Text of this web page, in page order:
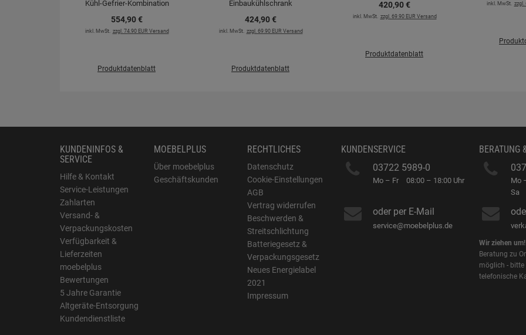
Kühl-Gefrier-Kombination
554,90€
inkl. MwSt. zzgl. 74.90 EUR Versand
Produktdatenblatt
Einbaukühlschrank
424,90€
inkl. MwSt. zzgl. 69.90 EUR Versand
Produktdatenblatt
420,90€
inkl. MwSt. zzgl. 69.90 EUR Versand
Produktdatenblatt
inkl. MwSt. zzgl.
KUNDENINFOS &
SERVICE
Hilfe & Kontakt
Service-Leistungen
Zahlarten
Versand- &
Verpackungskosten
Verfügbarkeit &
Lieferzeiten
moebelplus
Bewertungen
5 Jahre Garantie
Altgeräte-Entsorgung
Kundendienstliste
MOEBELPLUS
Über moebelplus
Geschäftskunden
RECHTLICHES
Datenschutz
Cookie-Einstellungen
AGB
Vertrag widerrufen
Beschwerden &
Streitschlichtung
Batteriegesetz &
Verpackungsgesetz
Neues Energielabel
2021
Impressum
KUNDENSERVICE
03722 5989-0
Mo – Fr 08:00 – 18:00 Uhr
oder per E-Mail
service@moebelplus.de
BERATUNG
Mo
Sa
Wir ziehen um!
Beratung zu
möglich - bitte
telefonische